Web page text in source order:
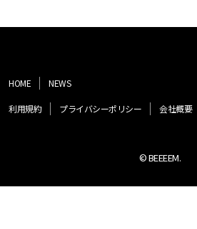
HOME NEWS
利用規約 プライバシーポリシー 会社概要
© BEEEEM.